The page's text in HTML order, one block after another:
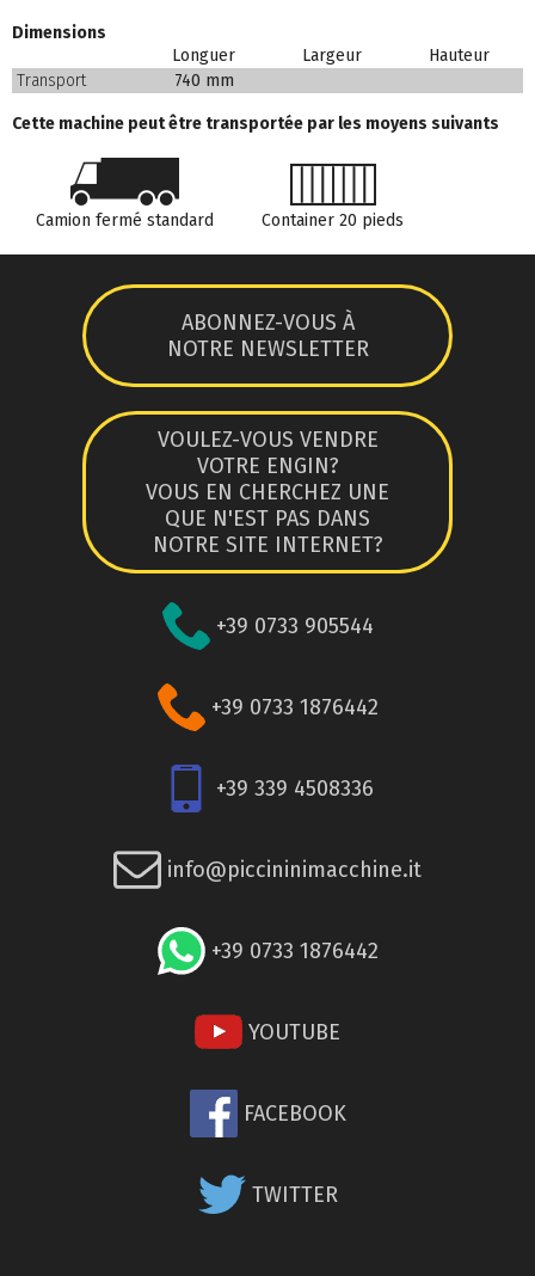
Dimensions
Longuer
Largeur
Hauteur
Transport
740 mm
Cette machine peut être transportée par les moyens suivants
Camion fermé standard Container 20 pieds
ABONNEZ-VOUS À
NOTRE NEWSLETTER
VOULEZ-VOUS VENDRE
VOTRE ENGIN?
VOUS EN CHERCHEZ UNE
QUE N'EST PAS DANS
NOTRE SITE INTERNET?
+39 0733 905544
+39 0733 1876442
+39 339 4508336
info@piccininimacchine.it
+39 0733 1876442
YOUTUBE
FACEBOOK
TWITTER